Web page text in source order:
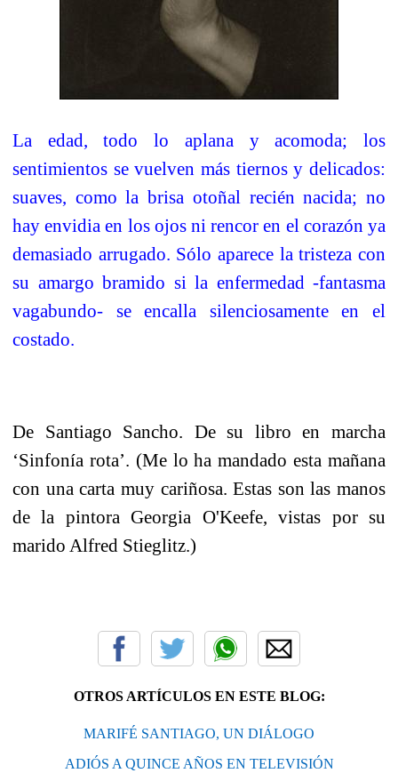
La edad, todo lo aplana y acomoda; los
sentimientos se vuelven más tiernos y delicados:
suaves, como la brisa otoñal recién nacida; no
hay envidia en los ojos ni rencor en el corazón ya
demasiado arrugado. Sólo aparece la tristeza con
su amargo bramido si la enfermedad -fantasma
vagabundo- se encalla silenciosamente en el
costado.
De Santiago Sancho. De su libro en marcha
‘Sinfonía rota’. (Me lo ha mandado esta mañana
con una carta muy cariñosa. Estas son las manos
de la pintora Georgia O'Keefe, vistas por su
marido Alfred Stieglitz.)
OTROS ARTÍCULOS EN ESTE BLOG:
MARIFÉ SANTIAGO, UN DIÁLOGO
ADIÓS A QUINCE AÑOS EN TELEVISIÓN